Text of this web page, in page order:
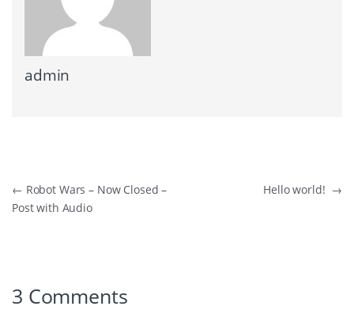
admin
Post navigation
← Robot Wars – Now Closed –
Post with Audio
Hello world! →
3 Comments